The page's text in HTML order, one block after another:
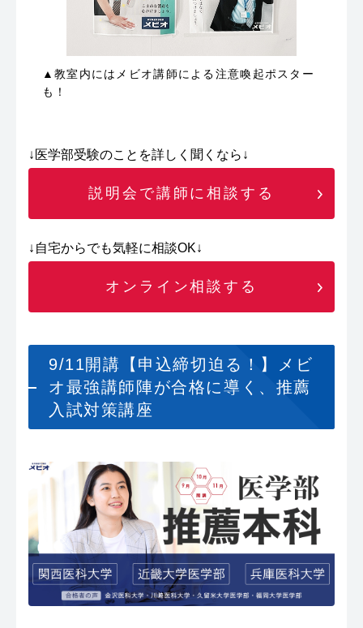
▲教室内にはメビオ講師による注意喚起ポスター
も！
↓医学部受験のことを詳しく聞くなら↓
説明会で講師に相談する
↓自宅からでも気軽に相談OK↓
オンライン相談する
9/11開講【申込締切迫る！】メビ
オ最強講師陣が合格に導く、推薦
入試対策講座